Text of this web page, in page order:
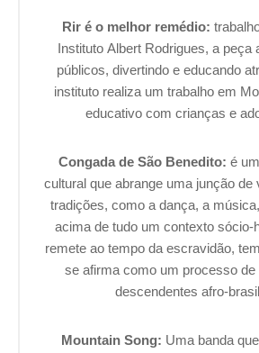
Rir é o melhor remédio:
Instituto Albert Rodrigues, a peça
públicos, divertindo e educando
instituto realiza um trabalho em
educativo com crianças e
Congada de São Benedito: é
cultural que abrange uma junção de
tradições, como a dança, a
acima de tudo um contexto sócio-
remete ao tempo da escravidão,
se afirma como um processo de
descendentes afro-
Mountain Song: Uma banda